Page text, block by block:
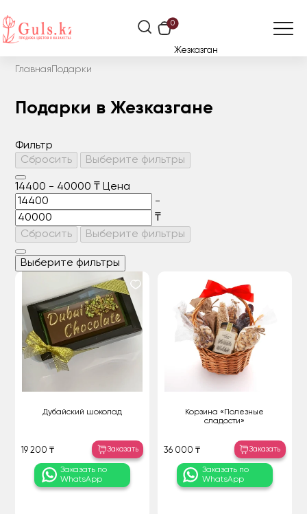
0
Жезказган
Главная Подарки
Подарки в Жезказгане
Фильтр
Сбросить
Выберите фильтры
14400 - 40000 ₸ Цена
-
₸
Сбросить
Выберите фильтры
Выберите фильтры
Дубайский шоколад
19 200 ₸ Заказать
Заказать по
WhatsApp
Корзина «Полезные
сладости»
36 000 ₸ Заказать
Заказать по
WhatsApp